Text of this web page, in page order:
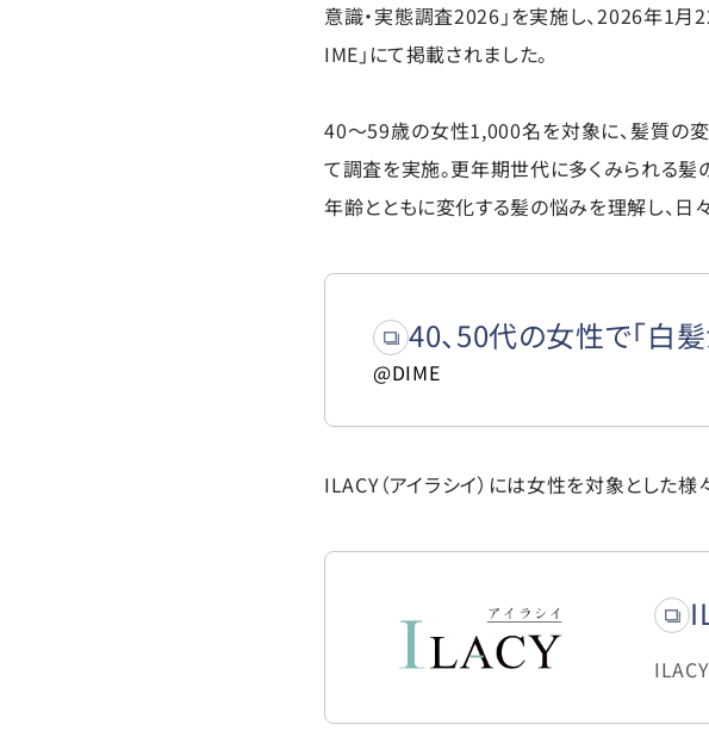
意識・実態調査2026」を実施し、2026年1
IME」にて掲載されました。
40〜59歳の女性1,000名を対象に、髪質の
て調査を実施。更年期世代に多くみられる髪
年齢とともに変化する髪の悩みを理解し、日
40、50代の女性で「白
@DIME
ILACY（アイラシイ）には女性を対象とした様